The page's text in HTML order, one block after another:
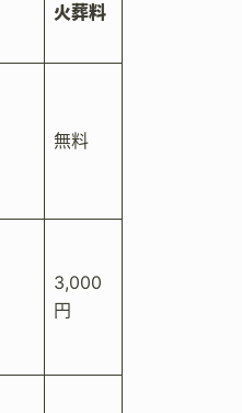
火葬料
無料
3,000
円